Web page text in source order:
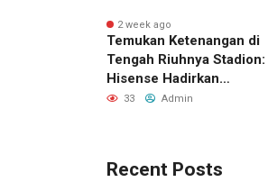
Indonesia
2 week ago
Temukan Ketenangan di
Tengah Riuhnya Stadion:
Hisense Hadirkan
Pengalaman FIFA World
Kota Tuan Rumah
33 Admin
Recent Posts